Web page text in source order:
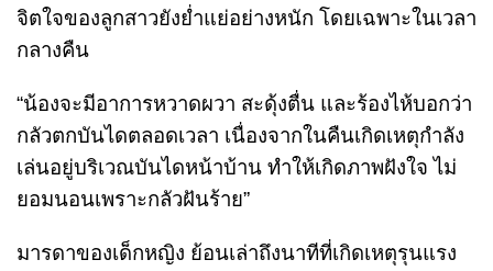
จิตใจของลูกสาวยังย่ำแย่อย่างหนัก โดยเฉพาะในเวลา
กลางคืน
“น้องจะมีอาการหวาดผวา สะดุ้งตื่น และร้องไห้บอกว่า
กลัวตกบันไดตลอดเวลา เนื่องจากในคืนเกิดเหตุกำลัง
เล่นอยู่บริเวณบันไดหน้าบ้าน ทำให้เกิดภาพฝังใจ ไม่
ยอมนอนเพราะกลัวฝันร้าย”
มารดาของเด็กหญิง ย้อนเล่าถึงนาทีที่เกิดเหตุรุนแรง